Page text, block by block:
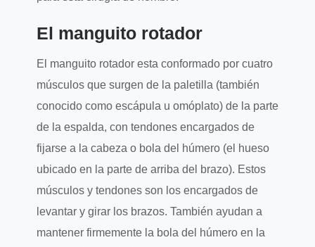
El manguito rotador
El manguito rotador esta conformado por cuatro
músculos que surgen de la paletilla (también
conocido como escápula u omóplato) de la parte
de la espalda, con tendones encargados de
fijarse a la cabeza o bola del húmero (el hueso
ubicado en la parte de arriba del brazo). Estos
músculos y tendones son los encargados de
levantar y girar los brazos. También ayudan a
mantener firmemente la bola del húmero en la